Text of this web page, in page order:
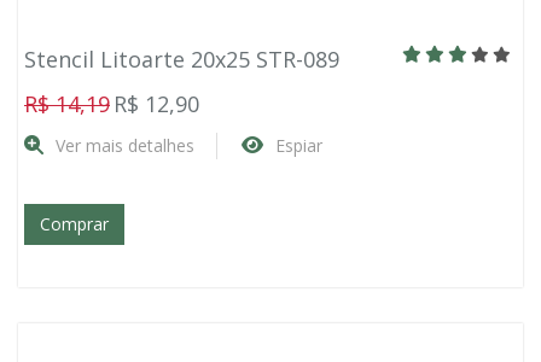
Stencil Litoarte 20x25 STR-089
R$ 14,19 R$ 12,90
Ver mais detalhes Espiar
Comprar